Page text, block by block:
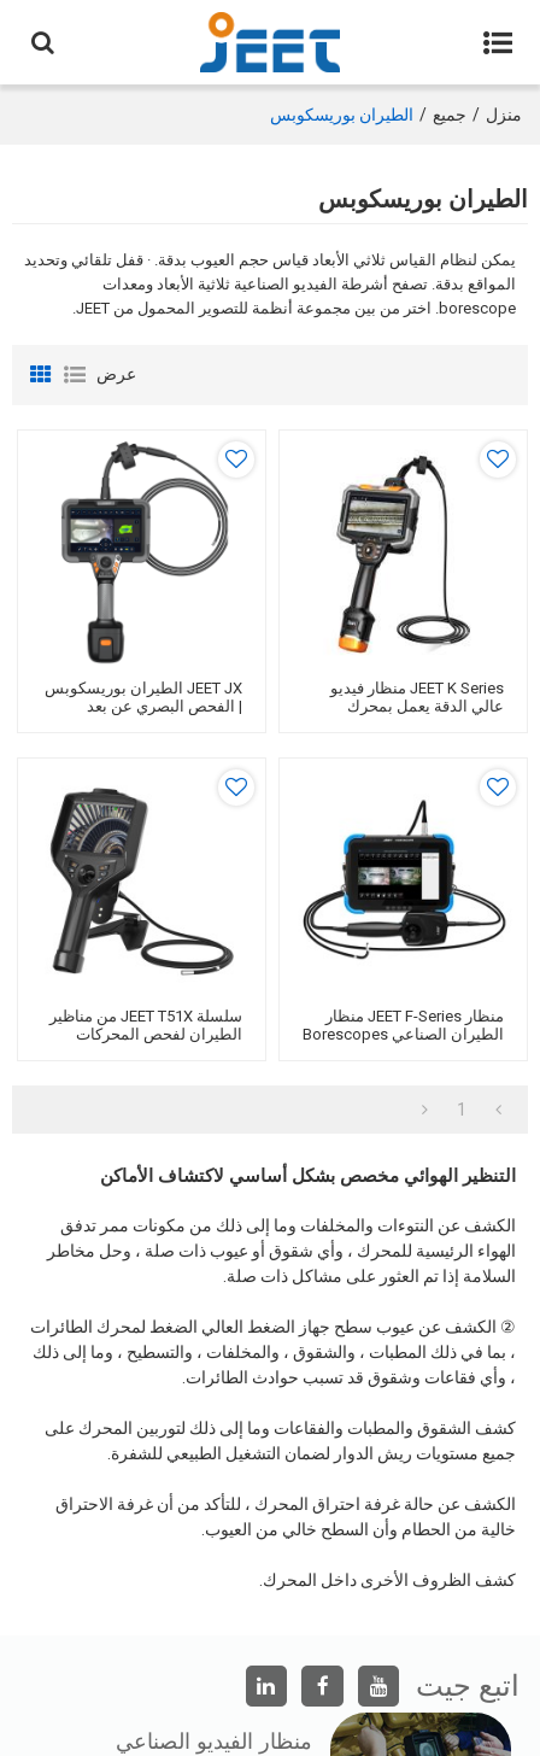
منزل / جميع / الطيران بوريسكوبس
الطيران بوريسكوبس
يمكن لنظام القياس ثلاثي الأبعاد قياس حجم العيوب بدقة. · قفل تلقائي وتحديد
المواقع بدقة. تصفح أشرطة الفيديو الصناعية ثلاثية الأبعاد ومعدات
borescope. اختر من بين مجموعة أنظمة للتصوير المحمول من JEET.
عرض
JEET K Series منظار فيديو
عالي الدقة يعمل بمحرك
JEET JX الطيران بوريسكوبس
| الفحص البصري عن بعد
منظار JEET F-Series منظار
الطيران الصناعي Borescopes
سلسلة JEET T51X من مناظير
الطيران لفحص المحركات
1
التنظير الهوائي مخصص بشكل أساسي لاكتشاف الأماكن
الكشف عن النتوءات والمخلفات وما إلى ذلك من مكونات ممر تدفق
الهواء الرئيسية للمحرك ، وأي شقوق أو عيوب ذات صلة ، وحل مخاطر
السلامة إذا تم العثور على مشاكل ذات صلة.
② الكشف عن عيوب سطح جهاز الضغط العالي الضغط لمحرك الطائرات
، بما في ذلك المطبات ، والشقوق ، والمخلفات ، والتسطيح ، وما إلى ذلك
، وأي فقاعات وشقوق قد تسبب حوادث الطائرات.
كشف الشقوق والمطبات والفقاعات وما إلى ذلك لتوربين المحرك على
جميع مستويات ريش الدوار لضمان التشغيل الطبيعي للشفرة.
الكشف عن حالة غرفة احتراق المحرك ، للتأكد من أن غرفة الاحتراق
خالية من الحطام وأن السطح خالي من العيوب.
كشف الظروف الأخرى داخل المحرك.
اتبع جيت
منظار الفيديو الصناعي